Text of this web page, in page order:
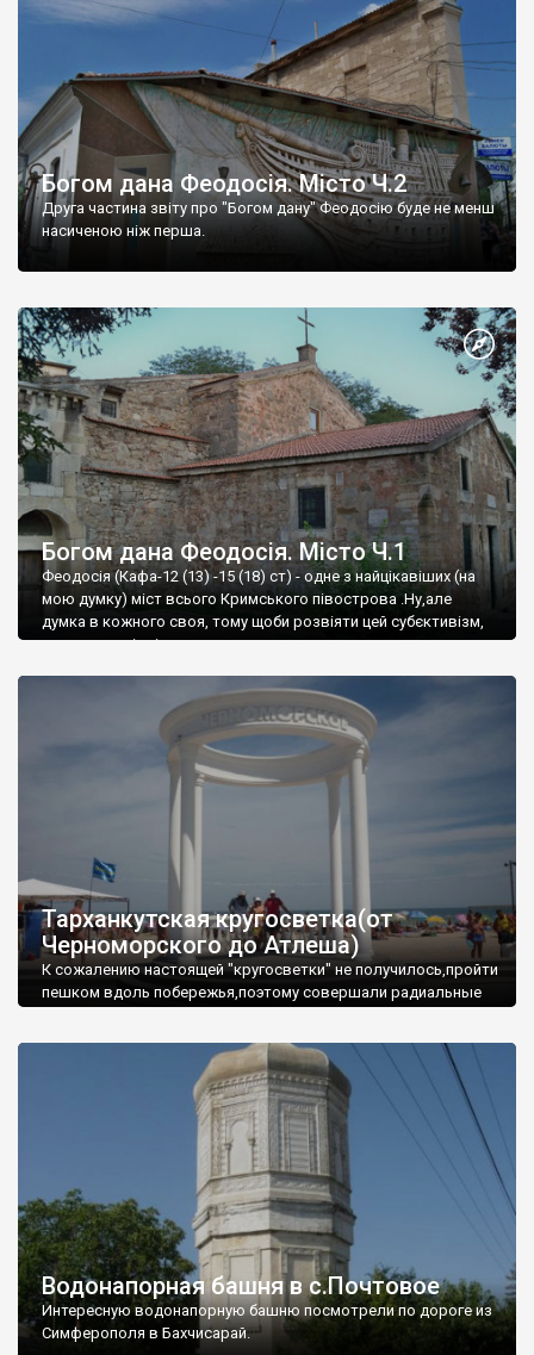
Богом дана Феодосія. Місто Ч.2
Друга частина звіту про "Богом дану" Феодосію буде не менш
насиченою ніж перша.
Богом дана Феодосія. Місто Ч.1
Феодосія (Кафа-12 (13) -15 (18) ст) - одне з найцікавіших (на
мою думку) міст всього Кримського півострова .Ну,але
думка в кожного своя, тому щоби розвіяти цей субєктивізм,
запрошую відвідати це
Тарханкутская кругосветка(от
Черноморского до Атлеша)
К сожалению настоящей "кругосветки" не получилось,пройти
пешком вдоль побережья,поэтому совершали радиальные
Водонапорная башня в с.Почтовое
Интересную водонапорную башню посмотрели по дороге из
Симферополя в Бахчисарай.